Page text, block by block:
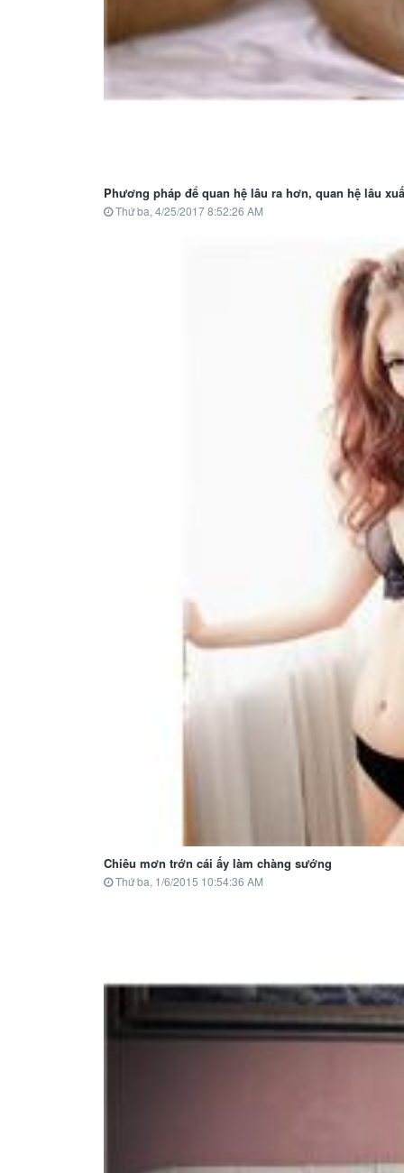
Phương pháp để quan hệ lâu ra hơn, quan hệ lâu
Thứ ba, 4/25/2017 8:52:26 AM
Chiêu mơn trớn cái ấy làm chàng sướng
Thứ ba, 1/6/2015 10:54:36 AM